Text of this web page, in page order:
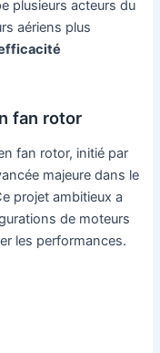
plusieurs acteurs du
aériens plus
fan rotor
fan rotor, initié par
majeure dans le
projet ambitieux a
de moteurs
les performances.